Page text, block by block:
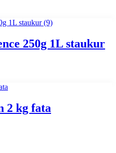
250g 1L staukur
2 kg fata